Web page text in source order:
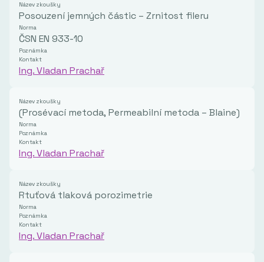
Název zkoušky
Posouzení jemných částic – Zrnitost fileru
Norma
ČSN EN 933-10
Poznámka
Kontakt
Ing. Vladan Prachař
Název zkoušky
(Prosévací metoda, Permeabilní metoda – Blaine)
Norma
Poznámka
Kontakt
Ing. Vladan Prachař
Název zkoušky
Rtuťová tlaková porozimetrie
Norma
Poznámka
Kontakt
Ing. Vladan Prachař